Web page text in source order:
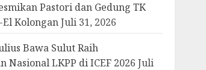
Pastori dan Gedung TK
Kolongan Juli 31, 2026
Bawa Sulut Raih
Nasional LKPP di ICEF 2026 Juli